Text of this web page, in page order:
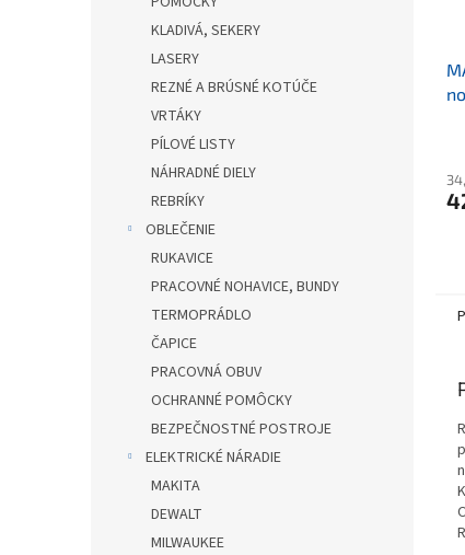
KLADIVÁ, SEKERY
LASERY
REZNÉ A BRÚSNÉ KOTÚČE
VRTÁKY
PÍLOVÉ LISTY
NÁHRADNÉ DIELY
REBRÍKY
OBLEČENIE
RUKAVICE
PRACOVNÉ NOHAVICE, BUNDY
TERMOPRÁDLO
ČAPICE
PRACOVNÁ OBUV
OCHRANNÉ POMÔCKY
BEZPEČNOSTNÉ POSTROJE
ELEKTRICKÉ NÁRADIE
MAKITA
DEWALT
MILWAUKEE